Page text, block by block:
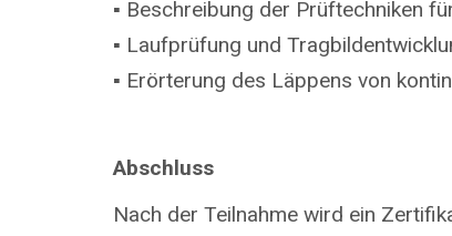
▪ Beschreibung der Prüftechniken
▪ Laufprüfung und
▪ Erörterung des Läppens von
Abschluss
Nach der Teilnahme wird ein